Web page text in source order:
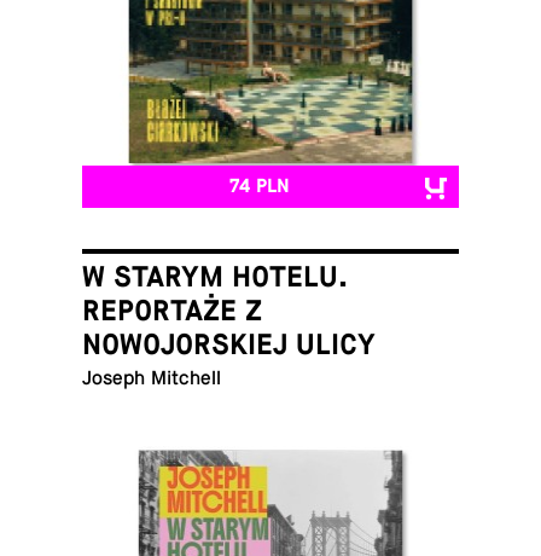
74 PLN
W STARYM HOTELU.
REPORTAŻE Z
NOWOJORSKIEJ ULICY
Joseph Mitchell